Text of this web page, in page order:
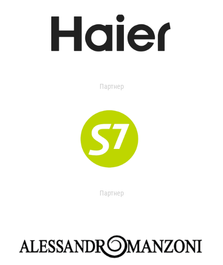
Партнер
Партнер